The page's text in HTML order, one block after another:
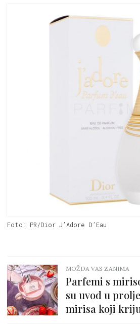
Foto: PR/Dior J’Adore D’Eau
MOŽDA VAS ZANIMA
Parfemi s
su uvod u
mirisa koji